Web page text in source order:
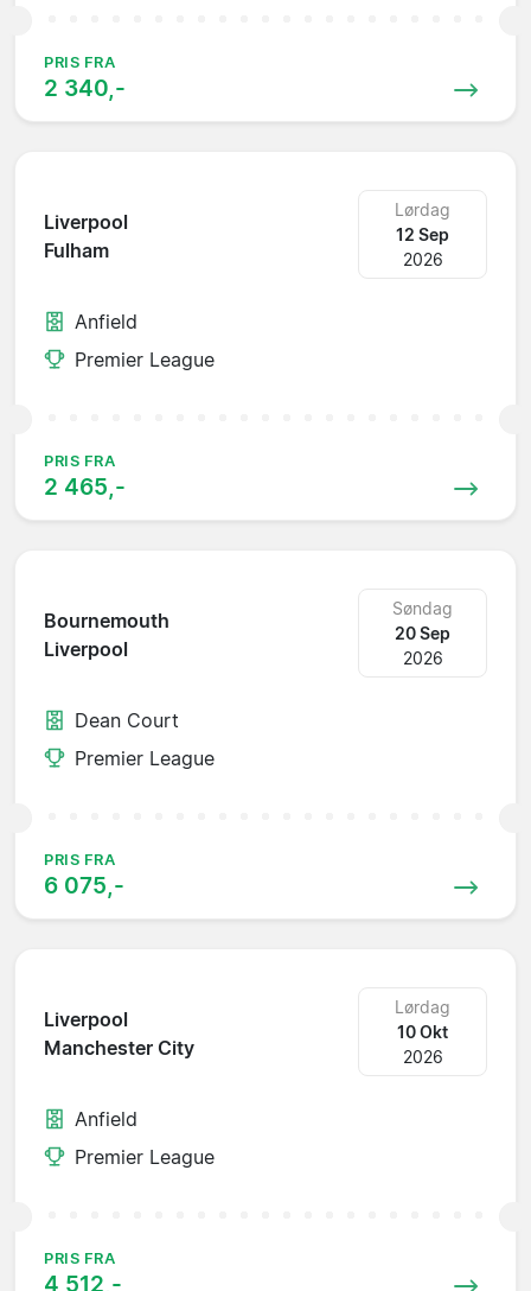
PRIS FRA
2 340,-
Liverpool
Fulham
Lørdag
12 Sep
2026
Anfield
Premier League
PRIS FRA
2 465,-
Bournemouth
Liverpool
Søndag
20 Sep
2026
Dean Court
Premier League
PRIS FRA
6 075,-
Liverpool
Manchester City
Lørdag
10 Okt
2026
Anfield
Premier League
PRIS FRA
4 512,-